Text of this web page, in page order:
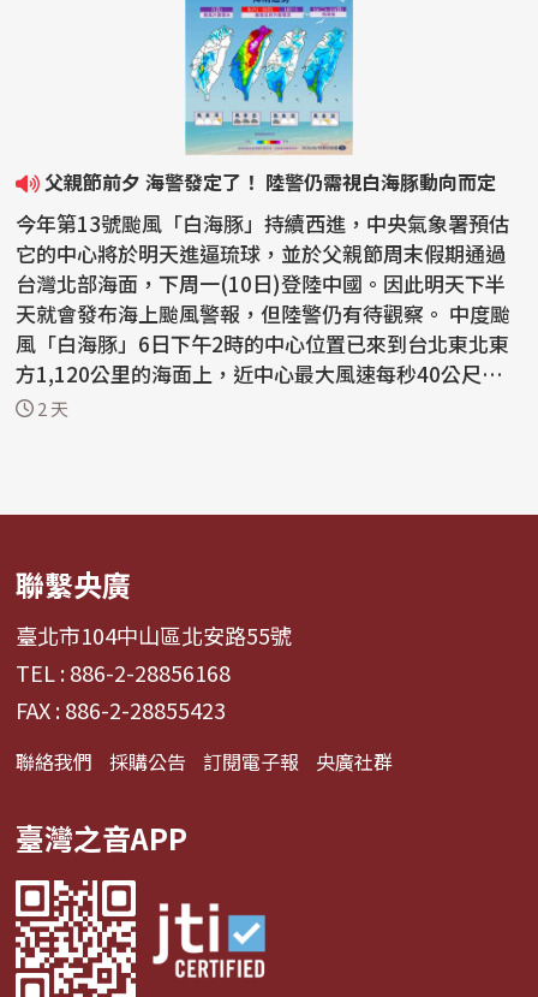
父親節前夕 海警發定了！ 陸警仍需視白海豚動向而定
今年第13號颱風「白海豚」持續西進，中央氣象署預估
它的中心將於明天進逼琉球，並於父親節周末假期通過
台灣北部海面，下周一(10日)登陸中國。因此明天下半
天就會發布海上颱風警報，但陸警仍有待觀察。 中度颱
風「白海豚」6日下午2時的中心位置已來到台北東北東
方1,120公里的海面上，近中心最大風速每秒40公尺，7
級風...
2 天
聯繫央廣
臺北市104中山區北安路55號
TEL : 886-2-28856168
FAX : 886-2-28855423
聯絡我們 採購公告 訂閱電子報 央廣社群
臺灣之音APP